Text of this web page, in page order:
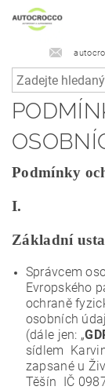
Podmínky
I.
Základní
Správcem
Evropského
ochraně
osobních
(dále jen: „
sídlem
zapsané u
Těšín IČ